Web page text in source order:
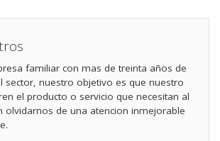
familiar con mas de treinta años de
sector, nuestro objetivo es que nuestro
el producto o servicio que necesitan al
olvidarnos de una atencion inmejorable